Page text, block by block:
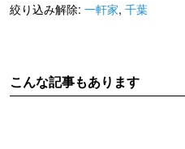
絞り込み解除: 一軒家, 千葉
こんな記事もあります